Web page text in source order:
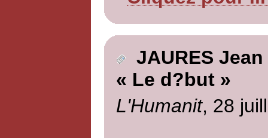
JAURES Jean
« Le d?but »
L'Humanit, 28